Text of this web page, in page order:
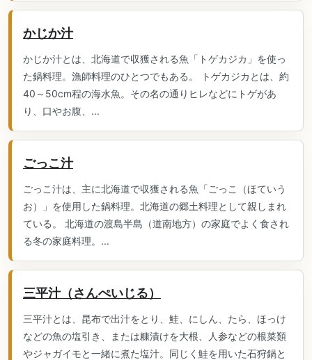
かじか汁
かじか汁とは、北海道で収獲される魚「トゲカジカ」を使っ
た鍋料理。漁師料理のひとつでもある。 トゲカジカとは、約
40～50cm程の海水魚。その名の通りヒレなどにトゲがあ
り、口やお腹、...
ごっこ汁
ごっこ汁は、主に北海道で収獲される魚「ごっこ（ほていう
お）」を使用した鍋料理。北海道の郷土料理として親しまれ
ている。 北海道の渡島半島（道南地方）の家庭でよく食され
る冬の家庭料理。...
三平汁（さんぺいじる）
三平汁とは、昆布で出汁をとり、鮭、にしん、たら、ほっけ
などの魚の塩引き、または糠漬けを大根、人参などの根菜類
やジャガイモと一緒に煮た塩汁。同じく鮭を用いた石狩鍋と